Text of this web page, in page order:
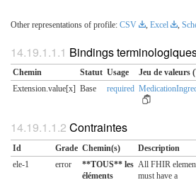
Other representations of profile: CSV Excel
Bindings
Chemin Statut Usage Jeu de valeurs
Extension.value[x] Base required
Contraintes
Id Grade Chemin(s) Description
ele-1
error
**TOUS** les
éléments
All FHIR
must have a